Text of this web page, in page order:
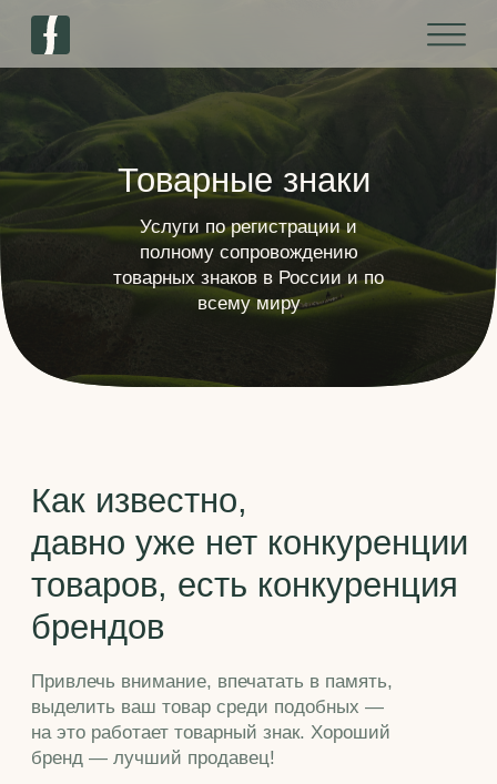
Услуги по регистрации и
полному сопровождению
товарных знаков в России и по
всему миру
Товарные знаки
Как известно,
давно уже нет конкуренции
Привлечь внимание, впечатать в память,
выделить ваш товар среди подобных —
бренд — лучший продавец!
Товарный знак является эффективным
инструментом продвижения товаров
и услуг на рынке, к тому же с его помощью
бизнес великолепно масштабируется путём
Почему мы все это перечисляем? Потому
что мы ценим и любим этот объект и знаем